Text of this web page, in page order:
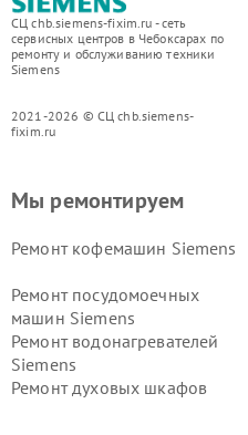
СЦ chb.siemens-fixim.ru - сеть
сервисных центров в Чебоксарах по
ремонту и обслуживанию техники
Siemens
2021-2026 © СЦ chb.siemens-
fixim.ru
Мы ремонтируем
Ремонт кофемашин Siemens
Ремонт посудомоечных
машин Siemens
Ремонт водонагревателей
Siemens
Ремонт духовых шкафов